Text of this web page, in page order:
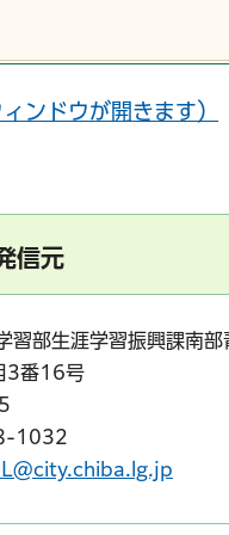
ンドウが開きます）
信元
習部生涯学習振興課南部
3番16号
1032